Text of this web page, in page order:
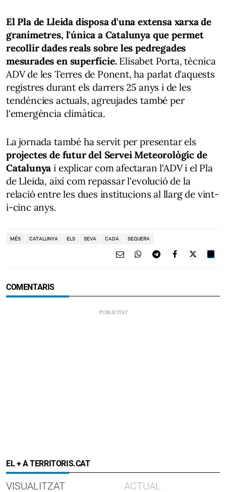
El Pla de Lleida disposa d'una extensa xarxa de
granímetres, l'única a Catalunya que permet
recollir dades reals sobre les pedregades
mesurades en superfície.Elisabet Porta, tècnica
ADV de les Terres de Ponent, ha parlat d'aquests
registres durant els darrers 25 anys i de les
tendències actuals, agreujades també per
l'emergència climàtica.
La jornada també ha servit per presentar els
projectes de futur del Servei Meteorològic de
Catalunya i explicar com afectaran l'ADV i el Pla
de Lleida, així com repassar l'evolució de la
relació entre les dues institucions al llarg de vint-
i-cinc anys.
MÉS CATALUNYA ELS SEVA CADA SEQUERA
COMENTARIS
EL + A TERRITORIS.CAT
VISUALITZAT ACTUAL